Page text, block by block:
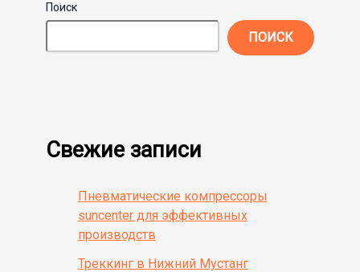
Поиск
ПОИСК
Свежие записи
Пневматические компрессоры
suncenter для эффективных
производств
Треккинг в Нижний Мустанг